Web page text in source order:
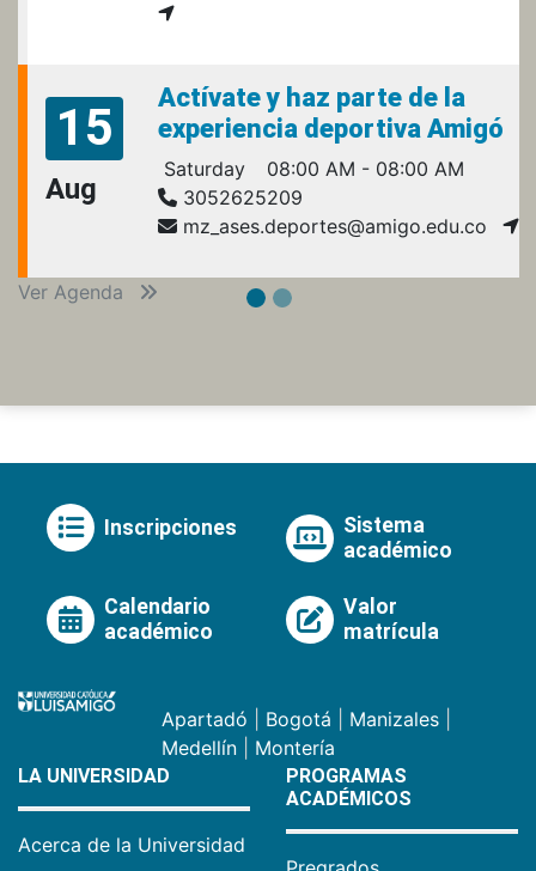
15
Aug
Actívate y haz parte de la
experiencia deportiva Amigó
Saturday
08:00 AM - 08:00 AM
3052625209
mz_ases.deportes@amigo.edu.co
Ver Agenda
Inscripciones
Sistema
académico
Calendario
académico
Valor
matrícula
Apartadó Bogotá Manizales
Medellín
Montería
LA UNIVERSIDAD
Acerca de la Universidad
PROGRAMAS
ACADÉMICOS